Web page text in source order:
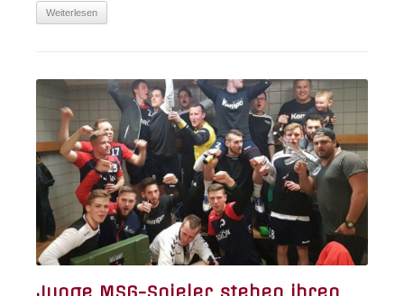
Weiterlesen